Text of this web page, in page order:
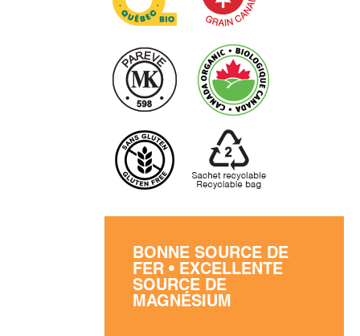
BONNE SOURCE DE
FER • EXCELLENTE
SOURCE DE
MAGNÉSIUM